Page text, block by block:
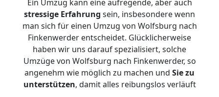
Ein Umzug kann eine aufregende, aber auch
stressige Erfahrung sein, insbesondere wenn
man sich für einen Umzug von Wolfsburg nach
Finkenwerder entscheidet. Glücklicherweise
haben wir uns darauf spezialisiert, solche
Umzüge von Wolfsburg nach Finkenwerder, so
angenehm wie möglich zu machen und Sie zu
unterstützen, damit alles reibungslos verläuft